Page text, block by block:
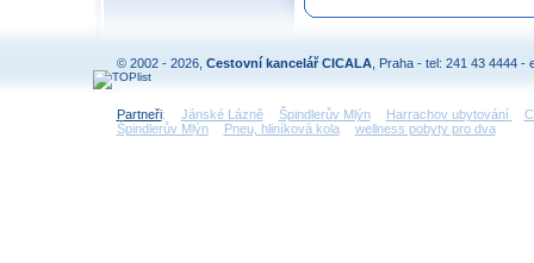
© 2002 - 2026, Cestovní kancelář CICALA , Praha - tel: 241 43 4444 -
Partneři: Jánské Lázně Špindlerův Mlýn Harrachov ubytování
Špindlerův Mlýn
Pneu, hliníková kola wellness pobyty pro dva